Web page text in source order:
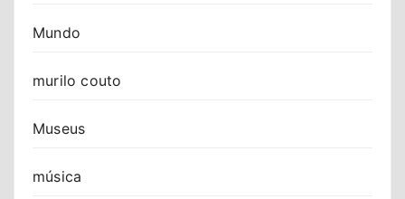
Mundo
murilo couto
Museus
música